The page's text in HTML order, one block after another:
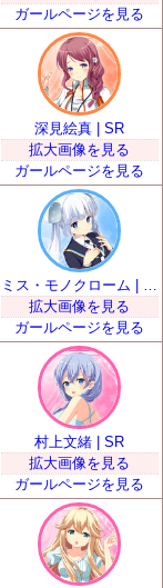
ガールページを見る
深見絵真 | SR
拡大画像を見る
ガールページを見る
拡大画像を見る
ガールページを見る
村上文緒 | SR
拡大画像を見る
ガールページを見る